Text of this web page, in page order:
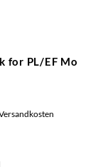
for PL/EF Mo